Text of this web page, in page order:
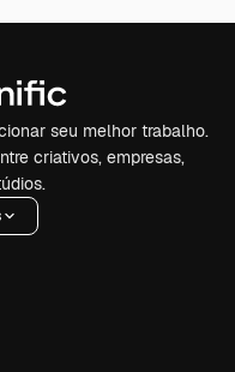
seu melhor trabalho.
criativos, empresas,